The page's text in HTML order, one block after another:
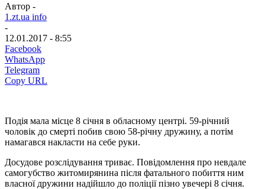
Автор -
1.zt.ua info
-
12.01.2017 - 8:55
Facebook
WhatsApp
Telegram
Copy URL
Подія мала місце 8 січня в обласному центрі. 59-річний
чоловік до смерті побив свою 58-річну дружину, а потім
намагався накласти на себе руки.
Досудове розслідування триває. Повідомлення про невдале
самогубство житомирянина після фатального побиття ним
власної дружини надійшло до поліції пізно увечері 8 січня.